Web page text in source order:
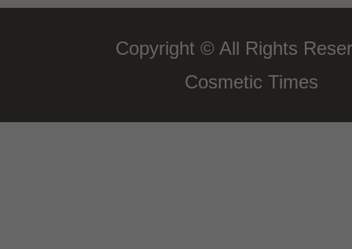
Copyright © All Rights
Cosmetic Times